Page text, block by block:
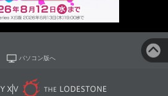
パソコン版へ